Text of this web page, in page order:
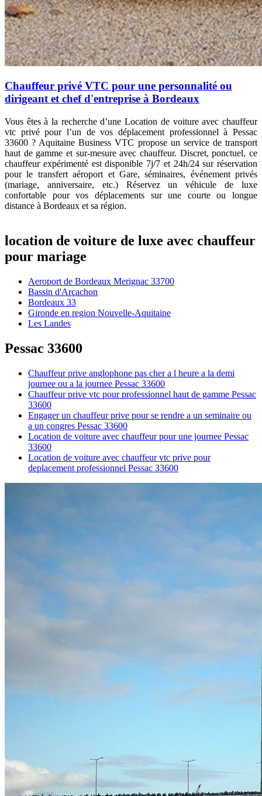
Chauffeur privé VTC pour une personnalité ou
dirigeant et chef d'entreprise à Bordeaux
Vous êtes à la recherche d’uneLocation de voiture avec chauffeur
vtc privé pour l’un de vos déplacement professionnel à Pessac
33600 ? Aquitaine Business VTC propose un service de transport
haut de gamme et sur-mesure avec chauffeur. Discret, ponctuel, ce
chauffeur expérimenté est disponible 7j/7 et 24h/24 sur réservation
pour le transfertaéroport et Gare, séminaires, événement privés
(mariage, anniversaire, etc.) Réservez un véhicule de luxe
confortable pour vos déplacements sur une courte ou longue
distance à Bordeaux et sa région.
location de voiture de luxe avec chauffeur
pour mariage
Aeroport de Bordeaux Merignac 33700
Bassin d'Arcachon
Bordeaux 33
Gironde en region Nouvelle-Aquitaine
Les Landes
Pessac 33600
Chauffeur prive anglophone pas cher a l heure a la demi
journee ou a la journee Pessac 33600
Chauffeur prive vtc pour professionnel haut de gamme Pessac
33600
Engager un chauffeur prive pour se rendre a un seminaire ou
a un congres Pessac 33600
Location de voiture avec chauffeur pour une journee Pessac
33600
Location de voiture avec chauffeur vtc prive pour
deplacement professionnel Pessac 33600